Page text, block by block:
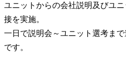
ユニットからの会社説明及びユ
接を実施。
一日で説明会～ユニット選考ま
です。